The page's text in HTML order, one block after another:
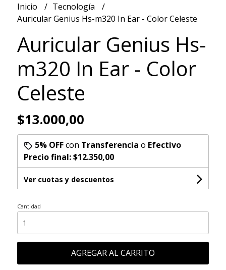
Inicio
Tecnología
Auricular Genius Hs-m320 In Ear - Color Celeste
Auricular Genius Hs-
m320 In Ear - Color
Celeste
$13.000,00
5% OFFcon Transferencia o Efectivo
Precio final:$12.350,00
Ver cuotas y descuentos
Cantidad
AGREGAR AL CARRITO